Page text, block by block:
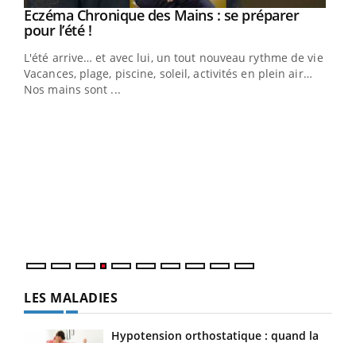
Youtube
Eczéma Chronique des Mains : se préparer
pour l’été !Youtube
L'été arrive… et avec lui, un tout nouveau rythme de vie !
Vacances, plage, piscine, soleil, activités en plein air…
Nos mains sont ...
LES MALADIES
Hypotension orthostatique : quand la